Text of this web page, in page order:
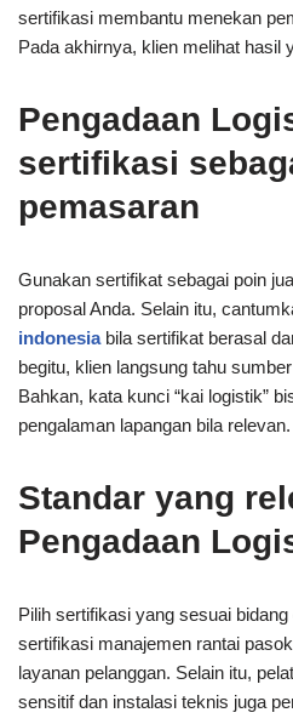
sertifikasi membantu menekan
Pada akhirnya, klien melihat hasil
Pengadaan
sertifikasi
pemasaran
Gunakan sertifikat sebagai poin
proposal Anda. Selain itu,
indonesiabila sertifikat berasal
begitu, klien langsung tahu
Bahkan, kata kunci “kai logistik”
pengalaman lapangan bila relevan.
Standar yang
Pengadaan
Pilih sertifikasi yang sesuai
sertifikasi manajemen rantai
layanan pelanggan. Selain itu,
sensitif dan instalasi teknis juga